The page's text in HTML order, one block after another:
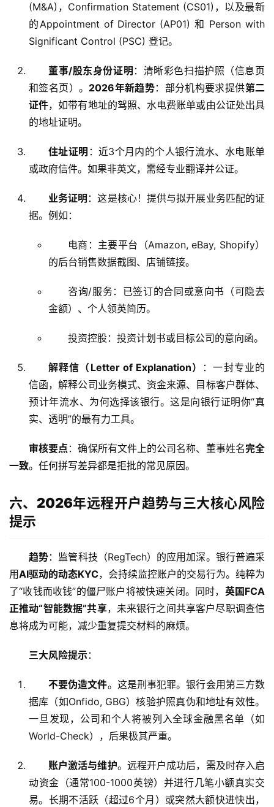
全
案
球
生
栏
登录
(M&A)，Confirmation Statement (CS01)，以及最新
的Appointment of Director (AP01) 和 Person with
Significant Control (PSC) 登记。
董事/股东身份证明 ：清晰彩色扫描护照（信息页
和签名页）。 2026年新趋势：部分机构要求提供第二
证件，如带有地址的驾照、水电费账单或由公证处出具
的地址证明。
住址证明 ：近3个月内的个人银行流水、水电账单
或政府信件。如果非英文，需经专业翻译并公证。
业务证明 ：这是核心！提供与拟开展业务匹配的证
据。例如：
电商：主要平台（Amazon, eBay, Shopify）
的后台销售数据截图、店铺链接。
咨询/服务：已签订的合同或意向书（可隐去
金额）、个人领英简历。
投资控股：投资计划书或目标公司的意向函。
解释信（Letter of Explanation）
：一封专业的
信函，解释公司业务模式、资金来源、目标客户群体、
预计年流水、为何选择该银行。这是向银行证明你“真
实、透明”的最有力工具。
审核要点 ：确保所有文件上的公司名称、董事姓名完全
一致。任何拼写差异都是拒批的常见原因。
六、2026年远程开户趋势与三大核心风险
提示
趋势：监管科技（RegTech）的应用加深。银行普遍采
用AI驱动的动态KYC，会持续监控账户的交易行为。纯粹为
了“收钱而收钱”的僵尸账户将被快速关闭。同时， 英国FCA
正推动“智能数据”共享，未来银行之间共享客户尽职调查信
息将成为可能，减少重复提交材料的麻烦。
三大风险提示：
不要伪造文件。这是刑事犯罪。银行会用第三方数
据库（如Onfido, GBG）核验护照真伪和地址有效性。
一旦发现，公司和个人将被列入全球金融黑名单（如
World-Check），后果极其严重。
账户激活与维护。远程开户成功后，需及时存入启
动资金（通常100-1000英镑）并进行几笔小额真实交
易。长期不活跃（超过6个月）或突然大额快进快出，